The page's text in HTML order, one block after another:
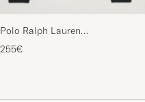
Polo Ralph Lauren
Wool/Cashmere Cable Half Zip
Polo Black
255€